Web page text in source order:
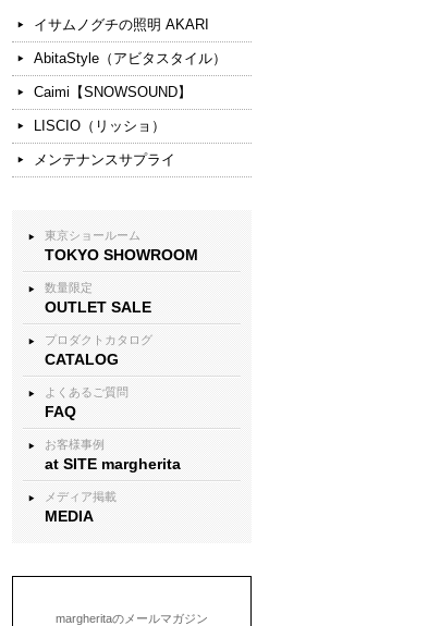
イサムノグチの照明 AKARI
AbitaStyle（アビタスタイル）
Caimi【SNOWSOUND】
LISCIO（リッショ）
メンテナンスサプライ
東京ショールーム
TOKYO SHOWROOM
数量限定
OUTLET SALE
プロダクトカタログ
CATALOG
よくあるご質問
FAQ
お客様事例
at SITE margherita
メディア掲載
MEDIA
margheritaのメールマガジン